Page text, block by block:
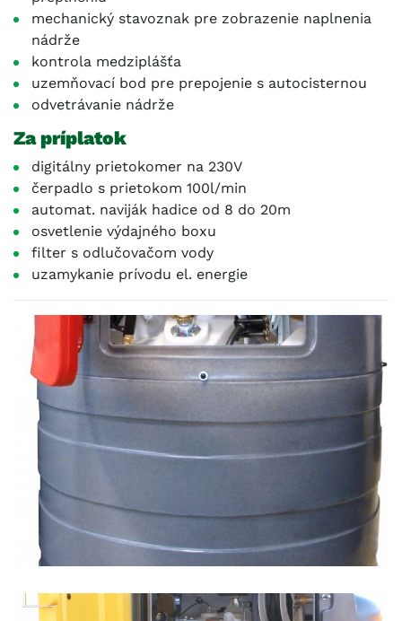
mechanický stavoznak pre zobrazenie naplnenia
nádrže
kontrola medziplášťa
uzemňovací bod pre prepojenie s autocisternou
odvetrávanie nádrže
Za príplatok
digitálny prietokomer na 230V
čerpadlo s prietokom 100l/min
automat. naviják hadice od 8 do 20m
osvetlenie výdajného boxu
filter s odlučovačom vody
uzamykanie prívodu el. energie